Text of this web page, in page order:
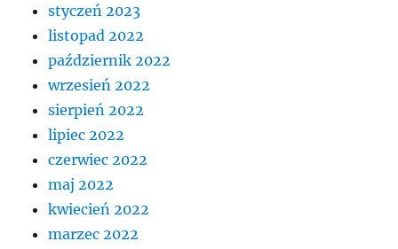
styczeń 2023
listopad 2022
październik 2022
wrzesień 2022
sierpień 2022
lipiec 2022
czerwiec 2022
maj 2022
kwiecień 2022
marzec 2022